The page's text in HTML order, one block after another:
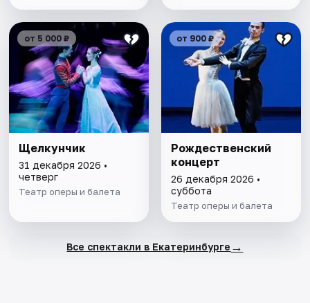
от 5 000 ₽
Щелкунчик
31 декабря 2026 •
четверг
Театр оперы и балета
от 900 ₽
Рождественский
концерт
26 декабря 2026 •
суббота
Театр оперы и балета
Все спектакли в Екатеринбурге →